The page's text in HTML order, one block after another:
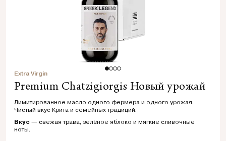
Extra Virgin
Premium Chatzigiorgis Новый урожай
Лимитированное масло одного фермера и одного урожая.
Чистый вкус Крита и семейных традиций.
Вкус — свежая трава, зелёное яблоко и мягкие сливочные
ноты.